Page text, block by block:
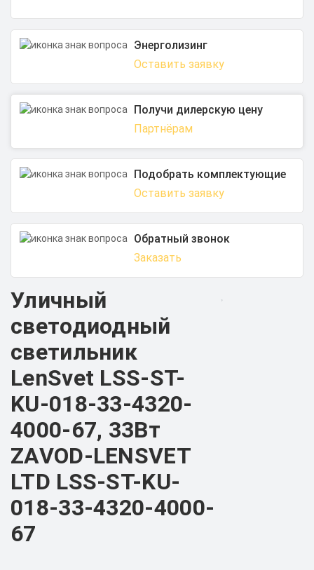
Энерголизинг
Оставить заявку
Получи дилерскую цену
Партнёрам
Подобрать комплектующие
Оставить заявку
Обратный звонок
Заказать
Уличный
светодиодный
светильник
LenSvet LSS-ST-
KU-018-33-4320-
4000-67, 33Вт
ZAVOD-LENSVET
LTD LSS-ST-KU-
018-33-4320-4000-
67